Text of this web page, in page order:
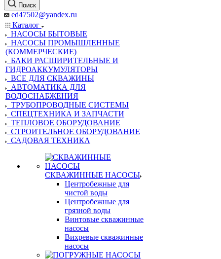
Поиск
ed47502@yandex.ru
Каталог
НАСОСЫ БЫТОВЫЕ
НАСОСЫ ПРОМЫШЛЕННЫЕ
(КОММЕРЧЕСКИЕ)
БАКИ РАСШИРИТЕЛЬНЫЕ И
ГИДРОАККУМУЛЯТОРЫ
ВСЕ ДЛЯ СКВАЖИНЫ
АВТОМАТИКА ДЛЯ
ВОДОСНАБЖЕНИЯ
ТРУБОПРОВОДНЫЕ СИСТЕМЫ
СПЕЦТЕХНИКА И ЗАПЧАСТИ
ТЕПЛОВОЕ ОБОРУДОВАНИЕ
СТРОИТЕЛЬНОЕ ОБОРУДОВАНИЕ
САДОВАЯ ТЕХНИКА
СКВАЖИННЫЕ НАСОСЫ
Центробежные для
чистой воды
Центробежные для
грязной воды
Винтовые скважинные
насосы
Вихревые скважинные
насосы